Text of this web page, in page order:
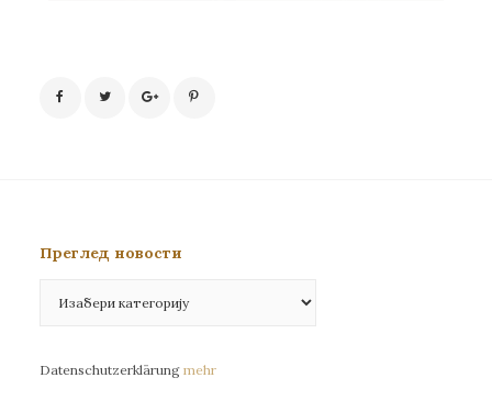
Преглед новости
новости
Datenschutzerklärung mehr